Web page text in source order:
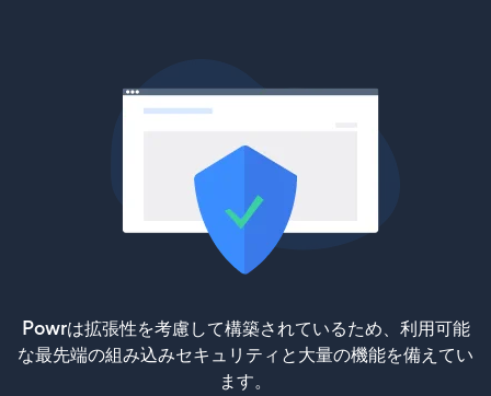
Powrは拡張性を考慮して構築されているため、利用可能
な最先端の組み込みセキュリティと大量の機能を備えてい
ます。